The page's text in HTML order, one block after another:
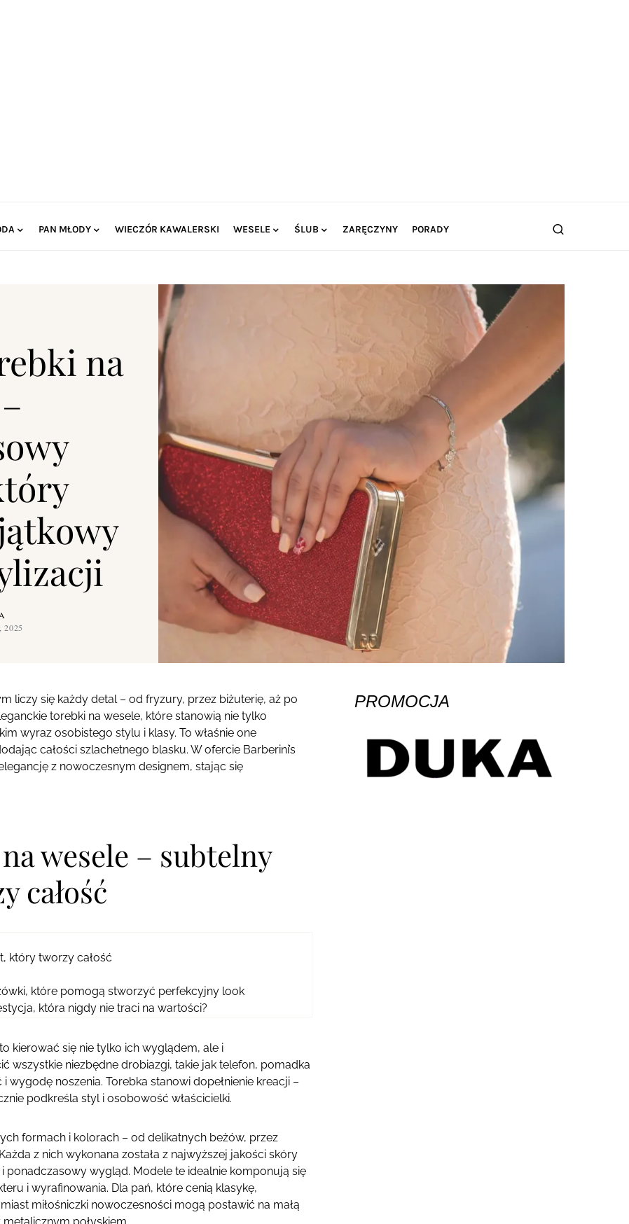
PAN MŁODY WIECZÓR KAWALERSKI WESELE ŚLUB ZARĘCZYNY PORADY
na
2025
liczy się każdy detal – od fryzury, przez biżuterię, aż po
torebki na wesele, które stanowią nie tylko
wyraz osobistego stylu i klasy. To właśnie one
całości szlachetnego blasku. W ofercie Barberini’s
z nowoczesnym designem, stając się
wesele – subtelny
całość
który tworzy całość
które pomogą stworzyć perfekcyjny look
która nigdy nie traci na wartości?
kierować się nie tylko ich wyglądem, ale i
wszystkie niezbędne drobiazgi, takie jak telefon, pomadka
noszenia. Torebka stanowi dopełnienie kreacji –
podkreśla styl i osobowość właścicielki.
formach i kolorach – od delikatnych beżów, przez
z nich wykonana została z najwyższej jakości skóry
ponadczasowy wygląd. Modele te idealnie komponują się
i wyrafinowania. Dla pań, które cenią klasykę,
miłośniczki nowoczesności mogą postawić na małą
PROMOCJA